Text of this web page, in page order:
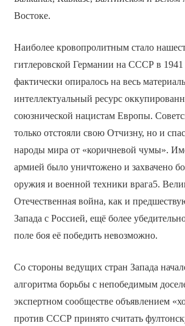
Востоке.
Наиболее кровопролитным стало
гитлеровской Германии на СССР в 1941
фактически опиралось на весь
интеллектуальный ресурс
союзнической нацистам Европы.
только отстояли свою Отчизну, но и
народы мира от «коричневой чумы».
армией было уничтожено и захвачено
оружия и военной техники врага5.
Отечественная война, как и
Запада с Россией, ещё более
поле боя её победить невозможно.
Со стороны ведущих стран Запада
алгоритма борьбы с непобедимым
экспертном сообществе объявлением
против СССР принято считать